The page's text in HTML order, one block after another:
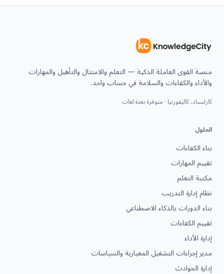
منصة القوى العاملة الذكية — التعلم والامتثال والتأهيل والمهارات
والأداء والكفاءات والسلامة في حساب واحد.
كارلسباد، كاليفورنيا · متوفرة بعدة لغات
الحلول
بناء الكفاءات
تقييم المهارات
مكتبة التعلم
نظام إدارة التدريب
بناء الدورات بالذكاء الاصطناعي
تقييم الكفاءات
إدارة الأداء
مدير إجراءات التشغيل المعيارية والسياسات
إدارة الحوادث